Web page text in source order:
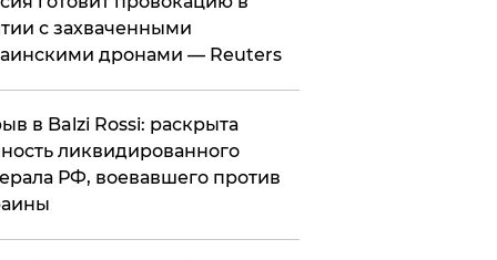
с захваченными
дронами — Reuters
в Balzi Rossi: раскрыта
ликвидированного
РФ, воевавшего против